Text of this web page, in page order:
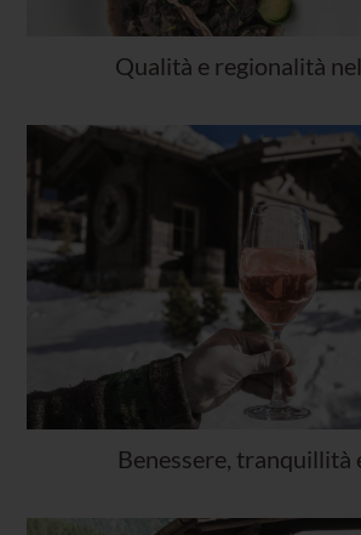
Qualità e regionalità
Benessere, tranquillità